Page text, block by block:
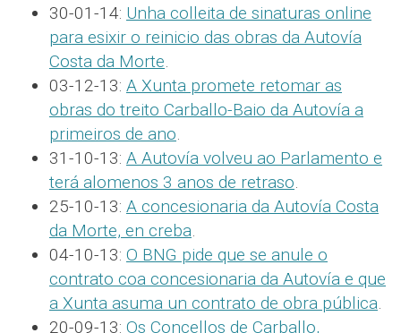
30-01-14: Unha colleita de sinaturas online
para esixir o reinicio das obras da Autovía
Costa da Morte.
03-12-13: A Xunta promete retomar as
obras do treito Carballo-Baio da Autovía a
primeiros de ano.
31-10-13: A Autovía volveu ao Parlamento e
terá alomenos 3 anos de retraso.
25-10-13: A concesionaria da Autovía Costa
da Morte, en creba.
04-10-13: O BNG pide que se anule o
contrato coa concesionaria da Autovía e que
a Xunta asuma un contrato de obra pública.
20-09-13: Os Concellos de Carballo,